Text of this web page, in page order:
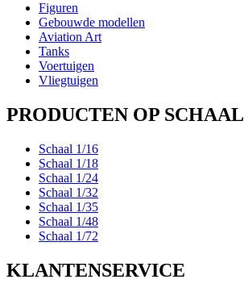
Figuren
Gebouwde modellen
Aviation Art
Tanks
Voertuigen
Vliegtuigen
PRODUCTEN OP SCHAAL
Schaal 1/16
Schaal 1/18
Schaal 1/24
Schaal 1/32
Schaal 1/35
Schaal 1/48
Schaal 1/72
KLANTENSERVICE